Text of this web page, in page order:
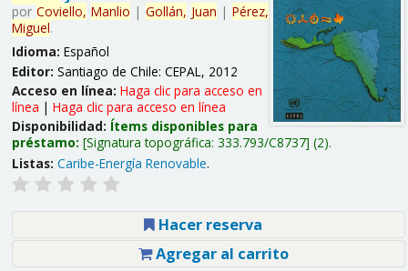
por Coviello, Manlio | Gollán, Juan | Pérez,
Miguel.
Idioma: Español
Editor: Santiago de Chile: CEPAL, 2012
Acceso en línea: Haga clic para acceso en
línea | Haga clic para acceso en línea
Disponibilidad: Ítems disponibles para
préstamo: Signatura topográfica: 333.793/C8737 (2).
Listas: Caribe-Energía Renovable.
Hacer reserva
Agregar al carrito